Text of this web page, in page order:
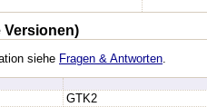
Versionen)
siehe Fragen & Antworten.
GTK2